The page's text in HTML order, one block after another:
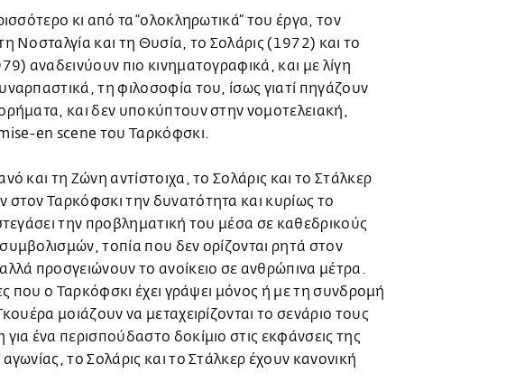
κι από τα “ολοκληρωτικά” του έργα, τον
Νοσταλγία και τη Θυσία, το Σολάρις (1972) και το
αναδεινύουν πιο κινηματογραφικά, και με λίγη
τη φιλοσοφία του, ίσως γιατί πηγάζουν
και δεν υποκύπτουν στην νομοτελειακή,
en scene του Ταρκόφσκι.
και τη Ζώνη αντίστοιχα, το Σολάρις και το Στάλκερ
στον Ταρκόφσκι την δυνατότητα και κυρίως το
την προβληματική του μέσα σε καθεδρικούς
τοπία που δεν ορίζονται ρητά στον
προσγειώνουν το ανοίκειο σε ανθρώπινα μέτρα.
που ο Ταρκόφσκι έχει γράψει μόνος ή με τη συνδρομή
μοιάζουν να μεταχειρίζονται το σενάριο τους
ένα περισπούδαστο δοκίμιο στις εκφάνσεις της
το Σολάρις και το Στάλκερ έχουν κανονική